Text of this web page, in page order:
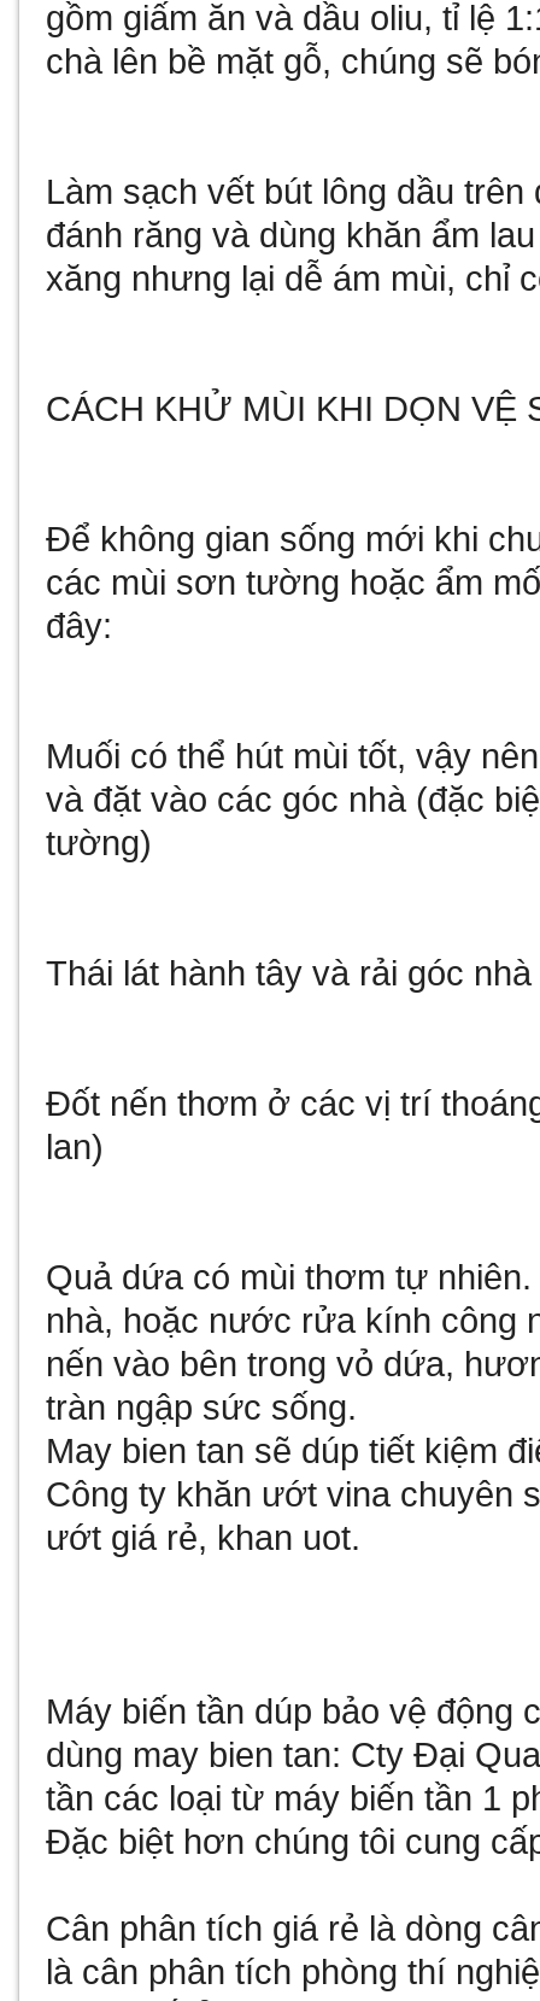
gồm giấm ăn và dầu oliu, tỉ lệ
chà lên bề mặt gỗ, chúng sẽ
Làm sạch vết bút lông dầu
đánh răng và dùng khăn ẩm
xăng nhưng lại dễ ám mùi, chỉ
CÁCH KHỬ MÙI KHI DỌN VỆ
Để không gian sống mới khi
các mùi sơn tường hoặc ẩm
đây:
Muối có thể hút mùi tốt, vậy
và đặt vào các góc nhà (đặc
tường)
Thái lát hành tây và rải góc nhà
Đốt nến thơm ở các vị trí
lan)
Quả dứa có mùi thơm tự
nhà, hoặc nước rửa kính công
nến vào bên trong vỏ dứa,
tràn ngập sức sống.
May bien tan sẽ dúp tiết kiệm
Công ty khăn ướt vina chuyên
ướt giá rẻ, khan uot.
Máy biến tần dúp bảo vệ động
dùng may bien tan: Cty Đại
tần các loại từ máy biến tần 1
Đặc biệt hơn chúng tôi cung
Cân phân tích giá rẻ là dòng
là cân phân tích phòng thí